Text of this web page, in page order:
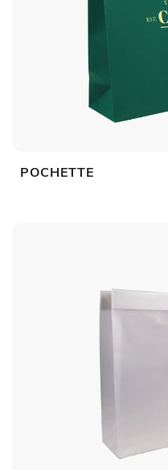
POCHETTE